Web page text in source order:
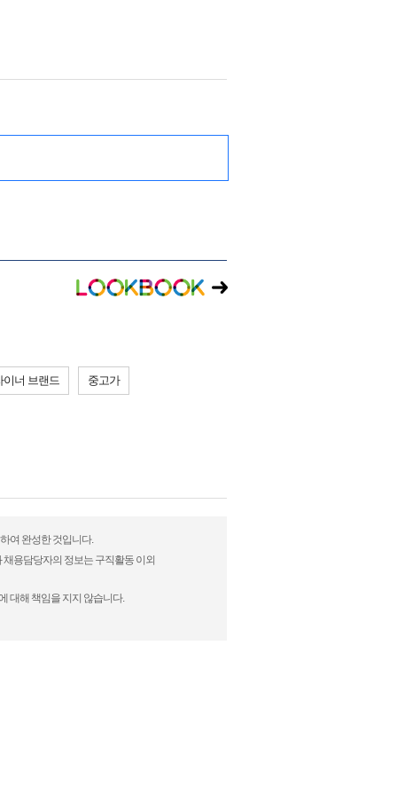
이너 브랜드 중고가
여 완성한 것입니다.
용담당자의 정보는 구직활동 이외
대해 책임을 지지 않습니다.